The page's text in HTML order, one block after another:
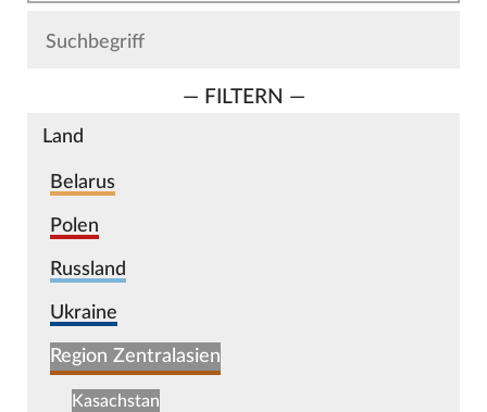
— FILTERN —
Land
Belarus
Polen
Russland
Ukraine
Region Zentralasien
Kasachstan